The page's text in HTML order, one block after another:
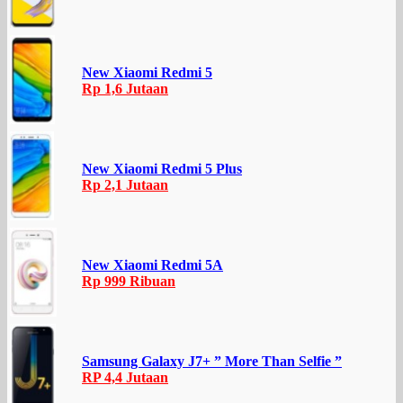
New Xiaomi Redmi 5
Rp 1,6 Jutaan
New Xiaomi Redmi 5 Plus
Rp 2,1 Jutaan
New Xiaomi Redmi 5A
Rp 999 Ribuan
Samsung Galaxy J7+ ” More Than Selfie ”
RP 4,4 Jutaan